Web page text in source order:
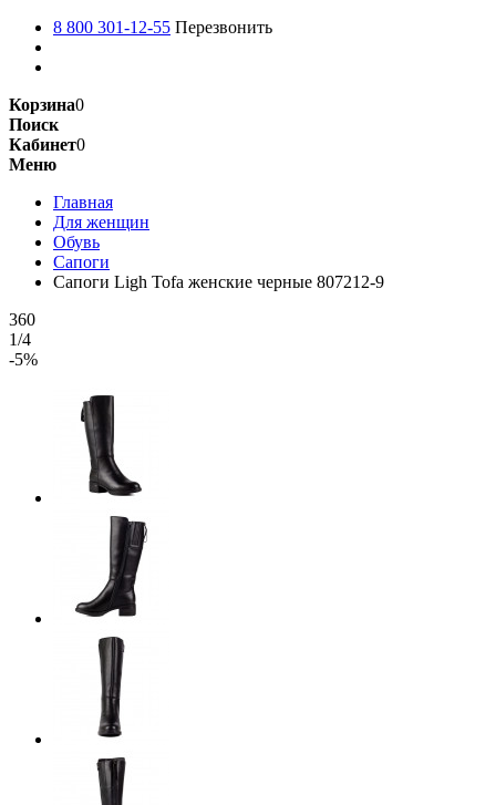
8 800 301-12-55 Перезвонить
Корзина0
Поиск
Кабинет0
Меню
Главная
Для женщин
Обувь
Сапоги
Сапоги Ligh Tofa женские черные 807212-9
360
1/4
-5%